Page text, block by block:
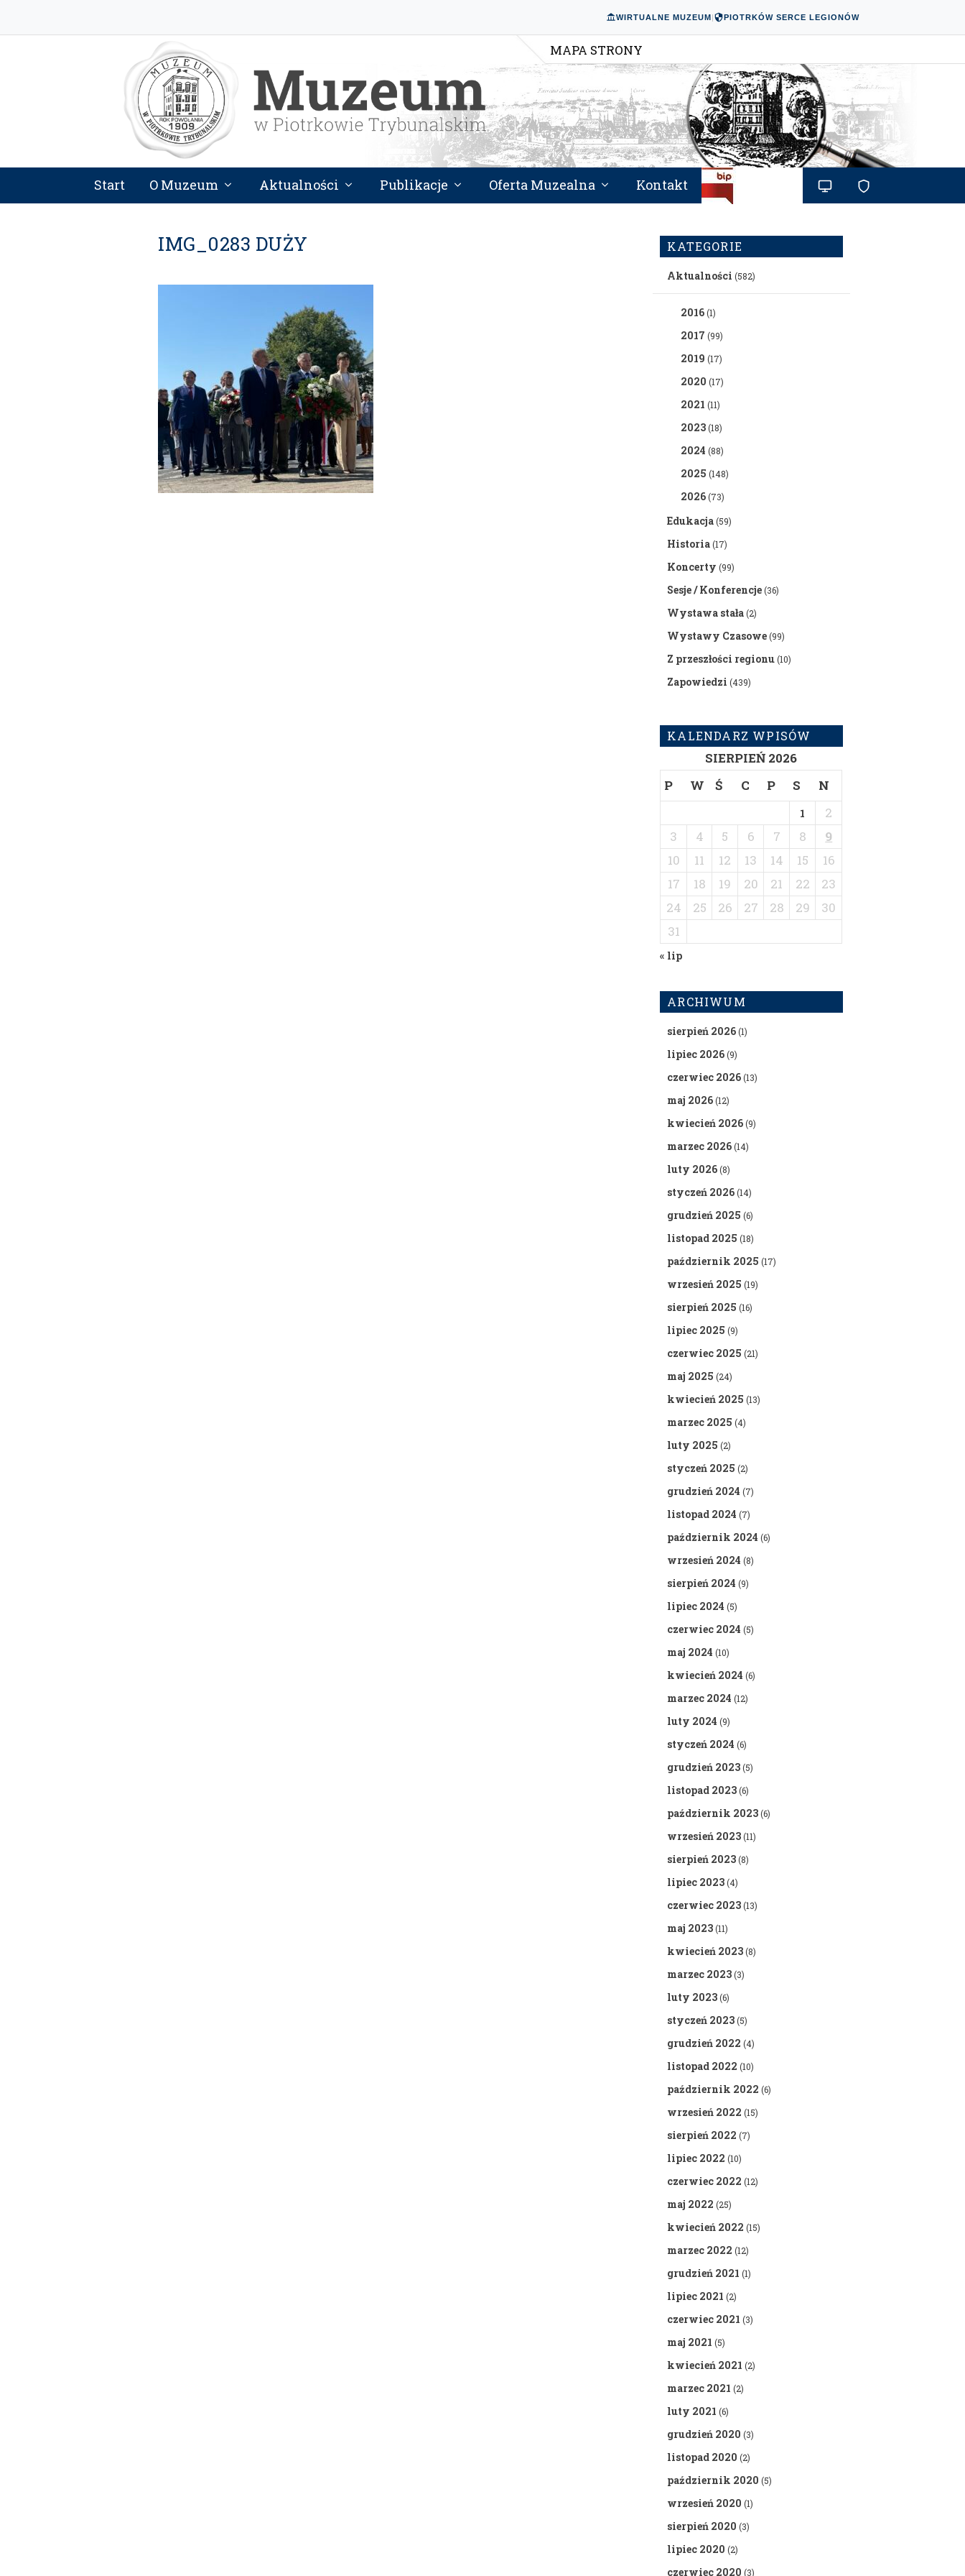
WIRTUALNE MUZEUM| PIOTRKÓW SERCE LEGIONÓW
MAPA STRONY
Start O Muzeum Aktualności Publikacje Oferta Muzealna Kontakt
IMG_0283 DUŻY KATEGORIE
Aktualności (582)
2016(1)
2017 (99)
2019 (17)
2020 (17)
2021 (11)
2023(18)
2024 (88)
2025 (148)
2026(73)
Edukacja(59)
Historia(17)
Koncerty (99)
Sesje / Konferencje(36)
Wystawa stała(2)
Wystawy Czasowe(99)
Z przeszłości regionu(10)
Zapowiedzi (439)
KALENDARZ WPISÓW
SIERPIEŃ 2026
P
W Ś C P S N
1
2
3
4 5 6 7 8
9
10
11 12 13 14 15
16
17
18 19 20 21 22
23
24
25 26 27 28 29
30
31
« lip
ARCHIWUM
sierpień 2026(1)
lipiec 2026(9)
czerwiec 2026(13)
maj 2026(12)
kwiecień 2026(9)
marzec 2026(14)
luty 2026(8)
styczeń 2026(14)
grudzień 2025 (6)
listopad 2025 (18)
październik 2025 (17)
wrzesień 2025 (19)
sierpień 2025 (16)
lipiec 2025 (9)
czerwiec 2025 (21)
maj 2025 (24)
kwiecień 2025 (13)
marzec 2025 (4)
luty 2025 (2)
styczeń 2025 (2)
grudzień 2024 (7)
listopad 2024 (7)
październik 2024 (6)
wrzesień 2024 (8)
sierpień 2024 (9)
lipiec 2024 (5)
czerwiec 2024 (5)
maj 2024 (10)
kwiecień 2024 (6)
marzec 2024 (12)
luty 2024 (9)
styczeń 2024 (6)
grudzień 2023(5)
listopad 2023(6)
październik 2023(6)
wrzesień 2023(11)
sierpień 2023(8)
lipiec 2023(4)
czerwiec 2023(13)
maj 2023(11)
kwiecień 2023(8)
marzec 2023(3)
luty 2023(6)
styczeń 2023(5)
grudzień 2022 (4)
listopad 2022 (10)
październik 2022 (6)
wrzesień 2022 (15)
sierpień 2022 (7)
lipiec 2022 (10)
czerwiec 2022 (12)
maj 2022 (25)
kwiecień 2022 (15)
marzec 2022 (12)
grudzień 2021 (1)
lipiec 2021 (2)
czerwiec 2021 (3)
maj 2021 (5)
kwiecień 2021 (2)
marzec 2021 (2)
luty 2021 (6)
grudzień 2020 (3)
listopad 2020 (2)
październik 2020 (5)
wrzesień 2020 (1)
sierpień 2020 (3)
lipiec 2020 (2)
czerwiec 2020 (3)